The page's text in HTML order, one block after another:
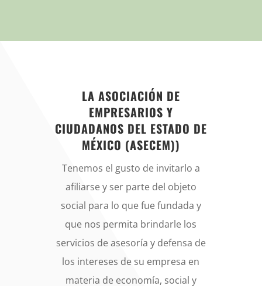
LA ASOCIACIÓN DE
EMPRESARIOS Y
CIUDADANOS DEL ESTADO DE
MÉXICO (ASECEM))
Tenemos el gusto de invitarlo a
afiliarse y ser parte del objeto
social para lo que fue fundada y
que nos permita brindarle los
servicios de asesoría y defensa de
los intereses de su empresa en
materia de economía, social y